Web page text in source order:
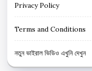
Privacy Policy
Terms and Conditions
নতুন ভাইরাল ভিডিও এখুনি দেখুন